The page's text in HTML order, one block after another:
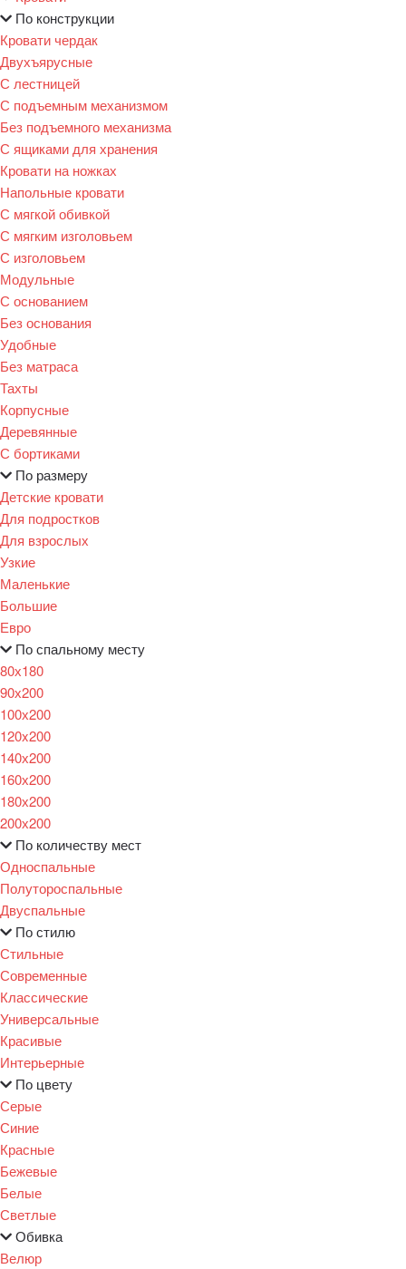
По конструкции
Кровати чердак
Двухъярусные
С лестницей
С подъемным механизмом
Без подъемного механизма
С ящиками для хранения
Кровати на ножках
Напольные кровати
С мягкой обивкой
С мягким изголовьем
С изголовьем
Модульные
С основанием
Без основания
Удобные
Без матраса
Тахты
Корпусные
Деревянные
С бортиками
По размеру
Детские кровати
Для подростков
Для взрослых
Узкие
Маленькие
Большие
Евро
По спальному месту
80х180
90х200
100х200
120x200
140х200
160х200
180х200
200х200
По количеству мест
Односпальные
Полутороспальные
Двуспальные
По стилю
Стильные
Современные
Классические
Универсальные
Красивые
Интерьерные
По цвету
Серые
Синие
Красные
Бежевые
Белые
Светлые
Обивка
Велюр